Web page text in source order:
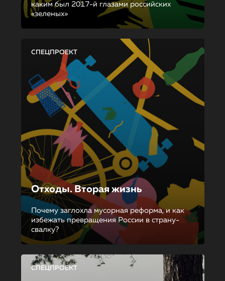
каким был 2017-й глазами российских
«зеленых»
СПЕЦПРОЕКТ
Отходы. Вторая жизнь
Почему заглохла мусорная реформа, и как
избежать превращения России в страну-
свалку?
СПЕЦПРОЕКТ